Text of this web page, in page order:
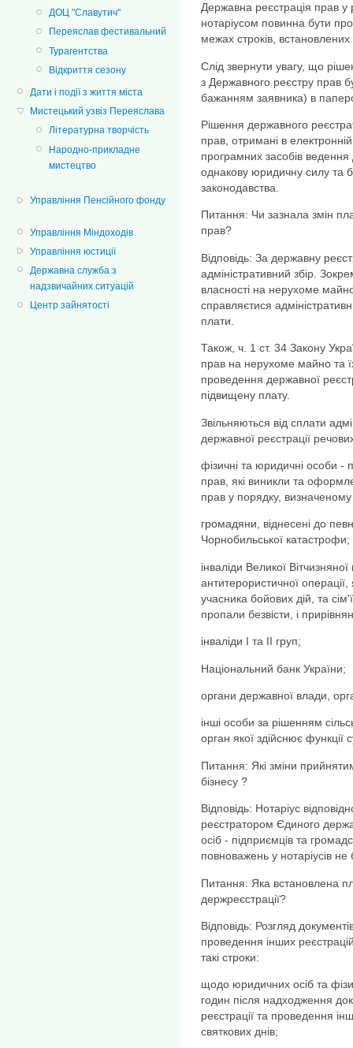
ДОЦ "Славутич"
Переяслав фестивальний
Турагентства
Відкриття сезону
Дати і події з життя міста
Мистецький узвіз Переяслава
Літературна творчість
Народно-прикладне
мистецтво
Управління Пенсійного фонду
Управління Міндоходів
Управління юстиції
Державна служба з
надзвичайних ситуацій
Центр зайнятості
Державна реєстрація прав у
нотаріусом повинна бути
межах строків,
Слід звернути увагу, що
з Державного реєстру прав
бажанням заявника) в
Рішення державного
прав, отримані в
програмних засобів
однакову юридичну силу та
законодавства.
Питання: Чи зазнала змін
прав?
Відповідь: За державну
адміністративний збір.
власності на нерухоме
справляєтися
плати.
Також, ч. 1 ст. 34 Закону
прав на нерухоме майно та
проведення державної
підвищену плату.
Звільняються від сплати
державної реєстрації
фізичні та юридичні особи -
прав, які виникли та
прав у порядку,
громадяни, віднесені до
Чорнобильської катастрофи;
інваліди Великої
антитерористичної
учасника бойових дій, та
пропали безвісти, і
інваліди I та II груп;
Національний банк України;
органи державної влади,
інші особи за рішенням
орган якої здійснює функції
Питання: Які зміни
бізнесу ?
Відповідь: Нотаріус
реєстратором Єдиного
осіб - підприємців та
повноважень у нотаріусів не
Питання: Яка встановлена
держреєстрації?
Відповідь: Розгляд
проведення інших
такі строки:
щодо юридичних осіб та
годин після надходження
реєстрації та проведення
святкових днів;